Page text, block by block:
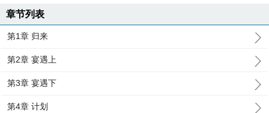
章节列表
第1章 归来
第2章 宴遇上
第3章 宴遇下
第4章 计划